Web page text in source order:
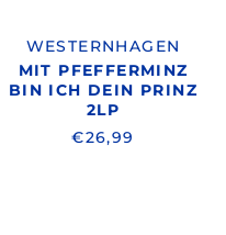
WESTERNHAGEN
MIT PFEFFERMINZ
BIN ICH DEIN PRINZ
2LP
€26,99